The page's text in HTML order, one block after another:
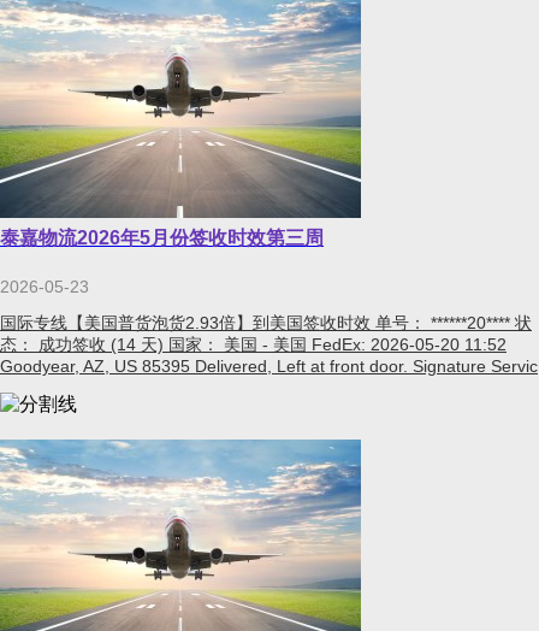
泰嘉物流2026年5月份签收时效第三周
2026-05-23
国际专线【美国普货泡货2.93倍】到美国签收时效 单号： ******20**** 状
态： 成功签收 (14 天) 国家： 美国 - 美国 FedEx: 2026-05-20 11:52
Goodyear, AZ, US 85395 Delivered, Left at front door. Signature Servic